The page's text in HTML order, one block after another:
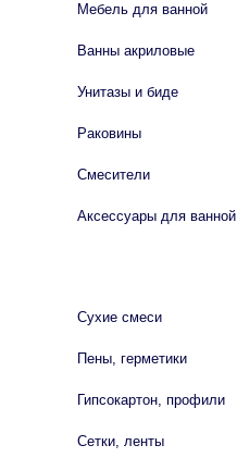
Мебель для ванной
Ванны акриловые
Унитазы и биде
Раковины
Смесители
Аксессуары для ванной
Сухие смеси
Пены, герметики
Гипсокартон, профили
Сетки, ленты